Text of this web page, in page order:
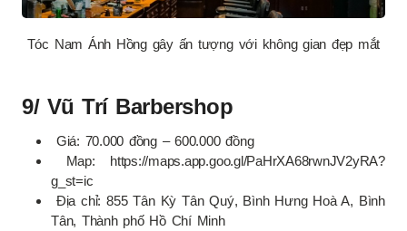
Tóc Nam Ánh Hồng gây ấn tượng với không gian đẹp mắt
9/ Vũ Trí Barbershop
Giá: 70.000 đồng – 600.000 đồng
Map: https://maps.app.goo.gl/PaHrXA68rwnJV2yRA?
g_st=ic
Địa chỉ: 855 Tân Kỳ Tân Quý, Bình Hưng Hoà A, Bình
Tân, Thành phố Hồ Chí Minh